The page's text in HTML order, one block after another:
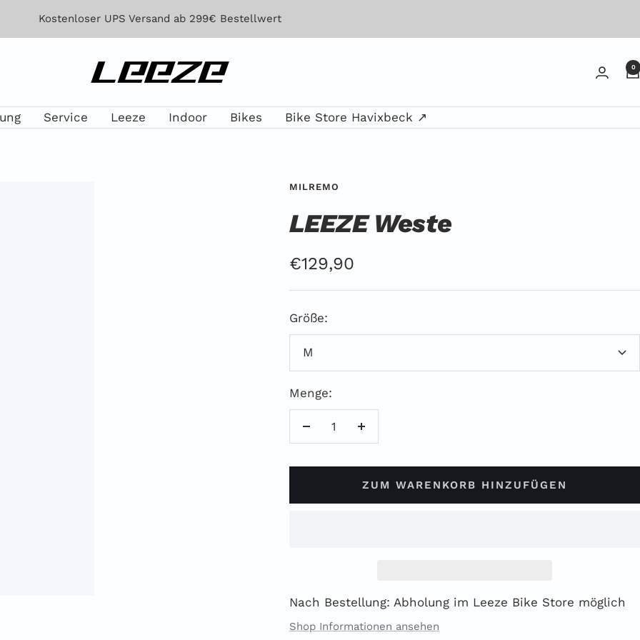
Kostenloser UPS Versand ab 299€ Bestellwert
Leeze 0
Service Leeze Indoor Bikes Bike Store Havixbeck ↗
MILREMO
LEEZE Weste
Angebotspreis
€129,90
Größe:
M
Menge:
Menge
ZUM WARENKORB HINZUFÜGEN
Nach Bestellung: Abholung im Leeze Bike Store möglich
Shop Informationen ansehen